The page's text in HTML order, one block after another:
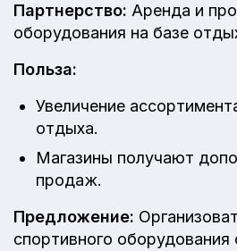
Партнерство: Аренда и
оборудования на базе
Польза:
Увеличение
отдыха.
Магазины получают
продаж.
Предложение:
спортивного